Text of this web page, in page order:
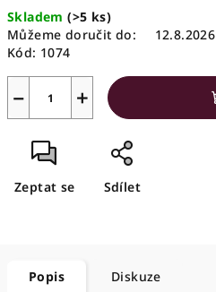
Skladem(>5 ks)
Můžeme doručit do:
12.8.2026
Kód: 1074
+
−
Zeptat se Sdílet
Popis Diskuze